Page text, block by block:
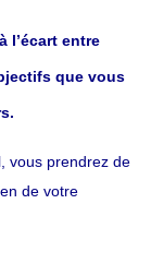
l’écart entre
que vous
vous prendrez de
de votre